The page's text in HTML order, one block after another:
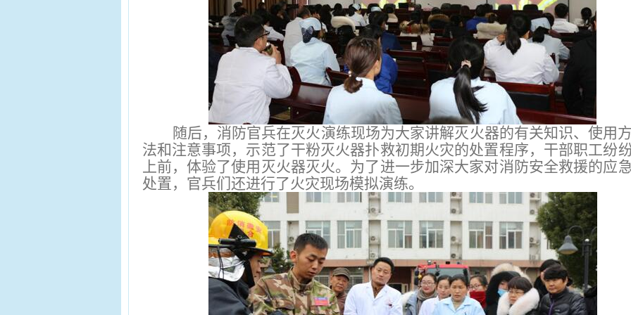
随后，消防官兵在灭火演练现场为大家讲解灭火器的有关知识、使用方
法和注意事项，示范了干粉灭火器扑救初期火灾的处置程序，干部职工纷
上前，体验了使用灭火器灭火。为了进一步加深大家对消防安全救援的应
处置，官兵们还进行了火灾现场模拟演练。